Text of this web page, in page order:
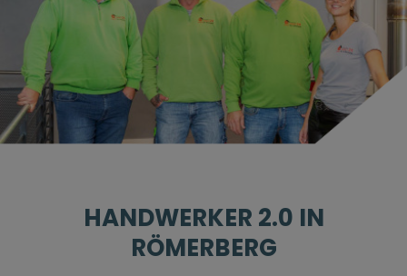
HANDWERKER 2.0 IN
RÖMERBERG